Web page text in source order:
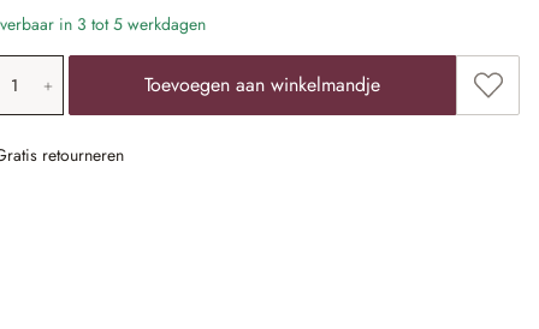
in 3 tot 5 werkdagen
voer de gewenste
Toevoegen aan winkelmandje
retourneren